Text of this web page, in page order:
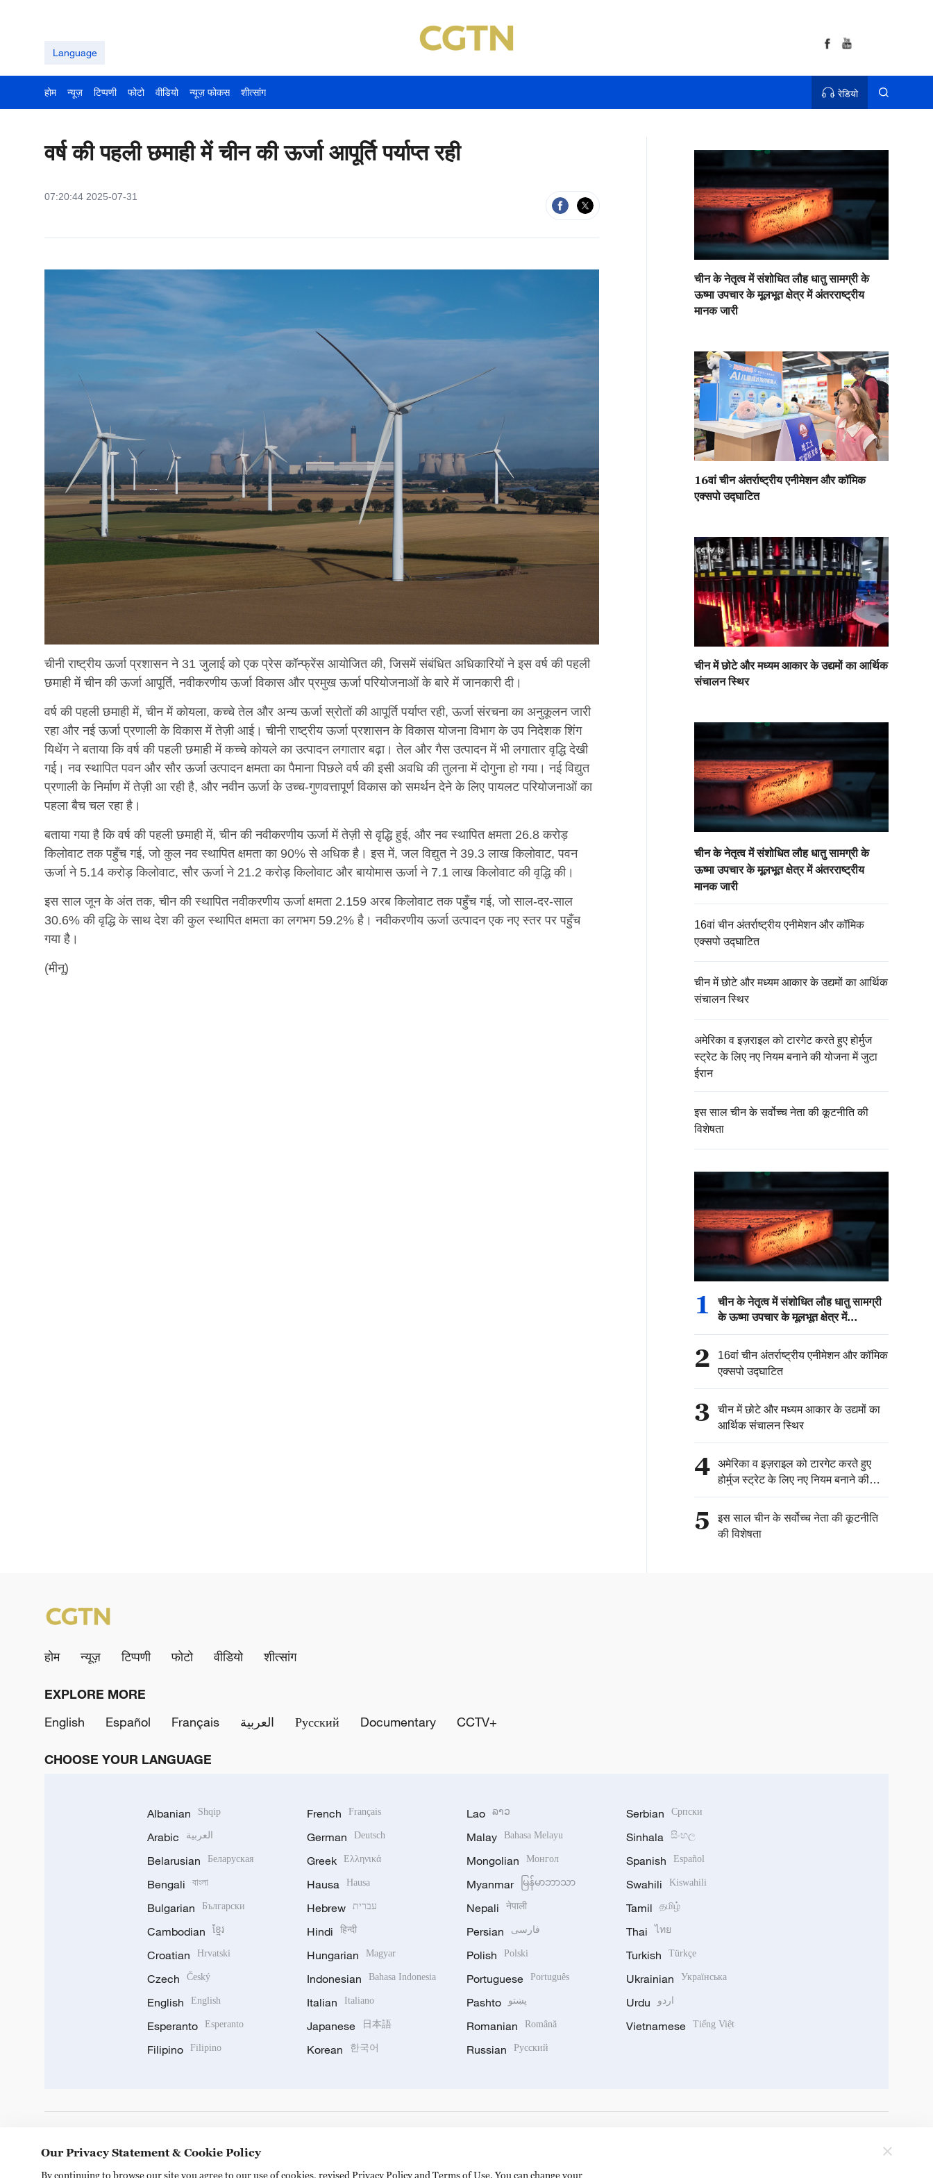
Language
होम न्यूज़ टिप्पणी फोटो वीडियो न्यूज़ फोकस शीत्सांग रेडियो
वर्ष की पहली छमाही में चीन की ऊर्जा आपूर्ति पर्याप्त रही
07:20:44 2025-07-31
चीनी राष्ट्रीय ऊर्जा प्रशासन ने 31 जुलाई को एक प्रेस कॉन्फ्रेंस आयोजित की, जिसमें संबंधित अधिकारियों ने इस वर्ष की पहली
छमाही में चीन की ऊर्जा आपूर्ति, नवीकरणीय ऊर्जा विकास और प्रमुख ऊर्जा परियोजनाओं के बारे में जानकारी दी।
वर्ष की पहली छमाही में, चीन में कोयला, कच्चे तेल और अन्य ऊर्जा स्रोतों की आपूर्ति पर्याप्त रही, ऊर्जा संरचना का अनुकूलन जारी
रहा और नई ऊर्जा प्रणाली के विकास में तेज़ी आई। चीनी राष्ट्रीय ऊर्जा प्रशासन के विकास योजना विभाग के उप निदेशक शिंग
यिथेंग ने बताया कि वर्ष की पहली छमाही में कच्चे कोयले का उत्पादन लगातार बढ़ा। तेल और गैस उत्पादन में भी लगातार वृद्धि देखी
गई। नव स्थापित पवन और सौर ऊर्जा उत्पादन क्षमता का पैमाना पिछले वर्ष की इसी अवधि की तुलना में दोगुना हो गया। नई विद्युत
प्रणाली के निर्माण में तेज़ी आ रही है, और नवीन ऊर्जा के उच्च-गुणवत्तापूर्ण विकास को समर्थन देने के लिए पायलट परियोजनाओं का
पहला बैच चल रहा है।
बताया गया है कि वर्ष की पहली छमाही में, चीन की नवीकरणीय ऊर्जा में तेज़ी से वृद्धि हुई, और नव स्थापित क्षमता 26.8 करोड़
किलोवाट तक पहुँच गई, जो कुल नव स्थापित क्षमता का 90% से अधिक है। इस में, जल विद्युत ने 39.3 लाख किलोवाट, पवन
ऊर्जा ने 5.14 करोड़ किलोवाट, सौर ऊर्जा ने 21.2 करोड़ किलोवाट और बायोमास ऊर्जा ने 7.1 लाख किलोवाट की वृद्धि की।
इस साल जून के अंत तक, चीन की स्थापित नवीकरणीय ऊर्जा क्षमता 2.159 अरब किलोवाट तक पहुँच गई, जो साल-दर-साल
30.6% की वृद्धि के साथ देश की कुल स्थापित क्षमता का लगभग 59.2% है। नवीकरणीय ऊर्जा उत्पादन एक नए स्तर पर पहुँच
गया है।
(मीनू)
चीन के नेतृत्व में संशोधित लौह धातु सामग्री के
ऊष्मा उपचार के मूलभूत क्षेत्र में अंतरराष्ट्रीय
मानक जारी
16वां चीन अंतर्राष्ट्रीय एनीमेशन और कॉमिक
एक्सपो उद्घाटित
चीन में छोटे और मध्यम आकार के उद्यमों का आर्थिक
संचालन स्थिर
चीन के नेतृत्व में संशोधित लौह धातु सामग्री के
ऊष्मा उपचार के मूलभूत क्षेत्र में अंतरराष्ट्रीय
मानक जारी
16वां चीन अंतर्राष्ट्रीय एनीमेशन और कॉमिक
एक्सपो उद्घाटित
चीन में छोटे और मध्यम आकार के उद्यमों का आर्थिक
संचालन स्थिर
अमेरिका व इज़राइल को टारगेट करते हुए होर्मुज
स्ट्रेट के लिए नए नियम बनाने की योजना में जुटा
ईरान
इस साल चीन के सर्वोच्च नेता की कूटनीति की
विशेषता
1
चीन के नेतृत्व में संशोधित लौह धातु सामग्री
के ऊष्मा उपचार के मूलभूत क्षेत्र में
अंतरराष्ट्रीय मानक जारी
2
16वां चीन अंतर्राष्ट्रीय एनीमेशन और कॉमिक
एक्सपो उद्घाटित
3
चीन में छोटे और मध्यम आकार के उद्यमों का
आर्थिक संचालन स्थिर
4
अमेरिका व इज़राइल को टारगेट करते हुए
होर्मुज स्ट्रेट के लिए नए नियम बनाने की
योजना में जुटा ईरान
5
इस साल चीन के सर्वोच्च नेता की कूटनीति
की विशेषता
होम न्यूज़ टिप्पणी फोटो वीडियो शीत्सांग
EXPLORE MORE
English
Español Français العربية Русский Documentary CCTV+
CHOOSE YOUR LANGUAGE
Albanian Shqip
Arabic العربية
Belarusian Беларуская
Bengali বাংলা
Bulgarian Български
Cambodian ខ្មែរ
Croatian Hrvatski
Czech Český
English English
Esperanto Esperanto
Filipino Filipino
French Français
German Deutsch
Greek Ελληνικά
Hausa Hausa
Hebrew עברית
Hindi हिन्दी
Hungarian Magyar
Indonesian Bahasa Indonesia
Italian Italiano
Japanese 日本語
Korean 한국어
Lao ລາວ
Malay Bahasa Melayu
Mongolian Монгол
Myanmar မြန်မာဘာသာ
Nepali नेपाली
Persian فارسی
Polish Polski
Portuguese Português
Pashto پښتو
Romanian Română
Russian Русский
Serbian Српски
Sinhala සිංහල
Spanish Español
Swahili Kiswahili
Tamil தமிழ்
Thai ไทย
Turkish Türkçe
Ukrainian Українська
Urdu اردو
Vietnamese Tiếng Việt
Our Privacy Statement & Cookie Policy
By continuing to browse our site you agree to our use of cookies, revised Privacy Policy and Terms of Use. You can change your